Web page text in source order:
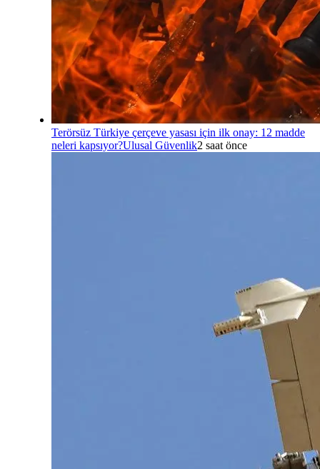
Terörsüz Türkiye çerçeve yasası için ilk onay: 12 madde
neleri kapsıyor?Ulusal Güvenlik2 saat önce